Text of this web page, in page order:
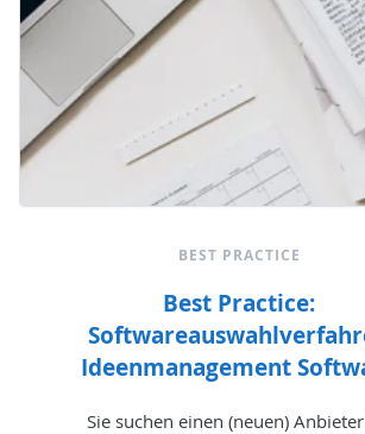
BEST PRACTICE
Best Practice:
Ideenmanagement
Sie suchen einen (neuen)